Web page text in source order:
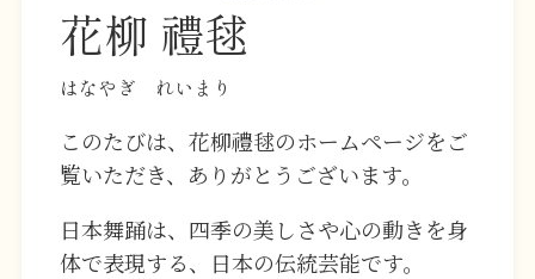
花柳 禮毬
はなやぎ れいまり
このたびは、花柳禮毬のホームページをご
覧いただき、ありがとうございます。
日本舞踊は、四季の美しさや心の動きを身
体で表現する、日本の伝統芸能です。